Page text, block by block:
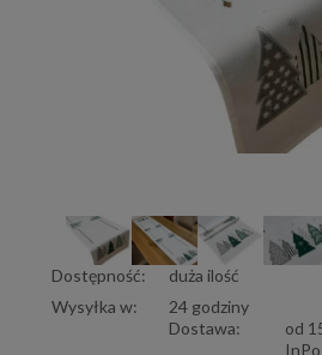
Dostępność:
duża ilość
Wysyłka w:
24 godziny
Dostawa:
od